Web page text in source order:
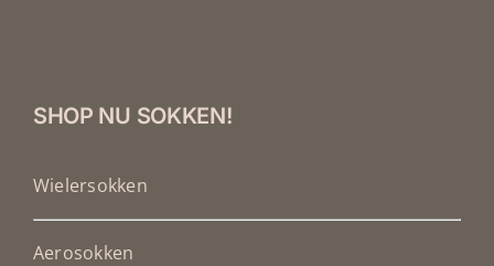
SHOP NU SOKKEN!
Wielersokken
Aerosokken